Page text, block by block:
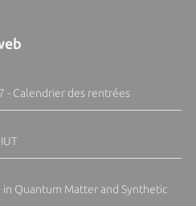
- Calendrier des rentrées
Quantum Matter and Synthetic